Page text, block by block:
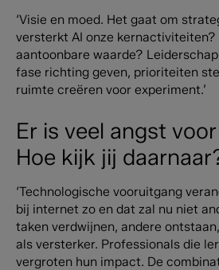
‘Visie en moed. Het gaat om
versterkt AI onze
aantoonbare waarde?
fase richting geven, prioriteiten
ruimte creëren voor experiment.’
Er is veel angst
Hoe kijk jij
‘Technologische vooruitgang
bij internet zo en dat zal nu niet
taken verdwijnen, andere
als versterker. Professionals die
vergroten hun impact. De